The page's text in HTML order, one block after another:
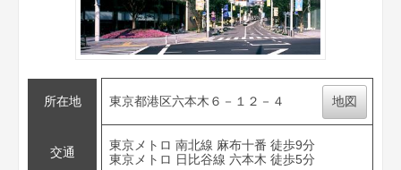
所在地 東京都港区六本木６－１２－４ 地図
交通
東京メトロ 南北線 麻布十番 徒歩9分
東京メトロ 日比谷線 六本木 徒歩5分